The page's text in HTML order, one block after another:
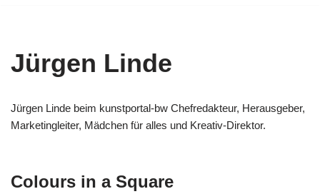
Jürgen Linde
Jürgen Linde beim kunstportal-bw Chefredakteur, Herausgeber,
Marketingleiter, Mädchen für alles und Kreativ-Direktor.
Colours in a Square